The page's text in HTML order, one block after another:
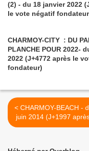
(2) - du 18 janvier 2022
le vote négatif
CHARMOY-CITY : DU
PLANCHE POUR 2022-
2022 (J+4772 après le
fondateur)
< CHARMOY-BEACH - du 6
juin 2014 (J+1997 après
vote négatif